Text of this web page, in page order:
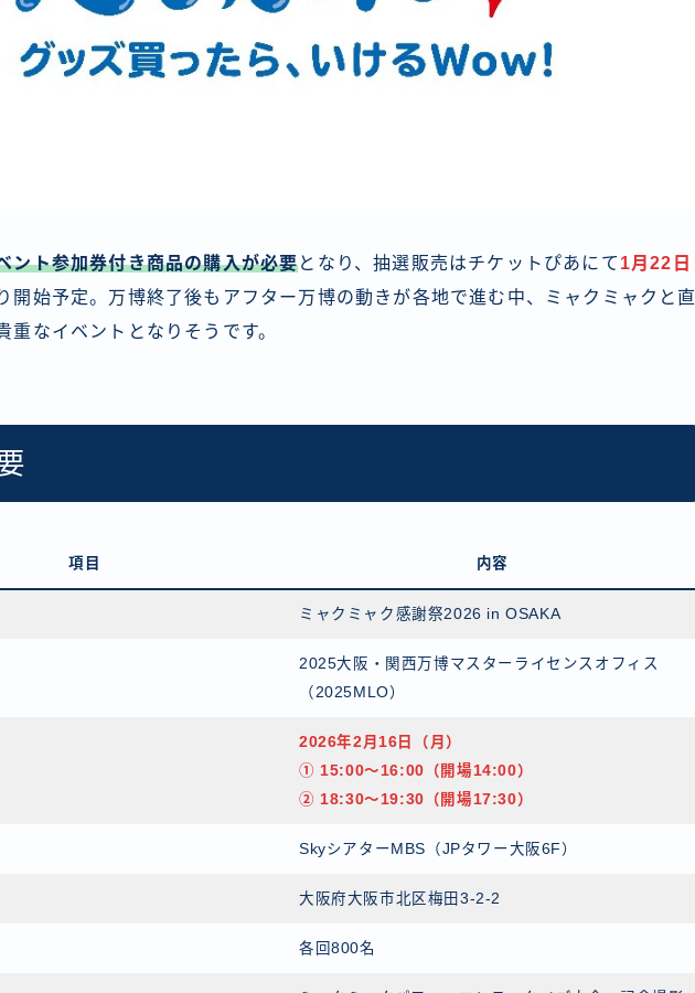
ント参加券付き商品の購入が必要となり、抽選販売はチケットぴあにて1月22日
開始予定。万博終了後もアフター万博の動きが各地で進む中、ミャクミャクと直
重なイベントとなりそうです。
項目 内容
ミャクミャク感謝祭2026 in OSAKA
2025大阪・関西万博マスターライセンスオフィス
（2025MLO）
2026年2月16日（月）
① 15:00〜16:00（開場14:00）
② 18:30〜19:30（開場17:30）
SkyシアターMBS（JPタワー大阪6F）
大阪府大阪市北区梅田3-2-2
各回800名